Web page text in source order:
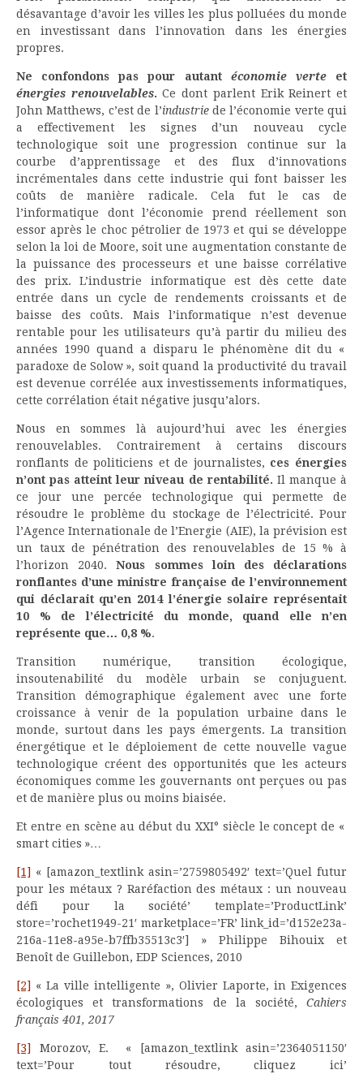
désavantage d’avoir les villes les plus polluées du monde
en investissant dans l’innovation dans les énergies
propres.
Ne confondons pas pour autant économie verteet
énergies renouvelables. Ce dont parlent Erik Reinert et
John Matthews, c’est de l’industriede l’économie verte qui
a effectivement les signes d’un nouveau cycle
technologique soit une progression continue sur la
courbe d’apprentissage et des flux d’innovations
incrémentales dans cette industrie qui font baisser les
coûts de manière radicale. Cela fut le cas de
l’informatique dont l’économie prend réellement son
essor après le choc pétrolier de 1973 et qui se développe
selon la loi de Moore, soit une augmentation constante de
la puissance des processeurs et une baisse corrélative
des prix. L’industrie informatique est dès cette date
entrée dans un cycle de rendements croissants et de
baisse des coûts. Mais l’informatique n’est devenue
rentable pour les utilisateurs qu’à partir du milieu des
années 1990 quand a disparu le phénomène dit du «
paradoxe de Solow », soit quand la productivité du travail
est devenue corrélée aux investissements informatiques,
cette corrélation était négative jusqu’alors.
Nous en sommes là aujourd’hui avec les énergies
renouvelables. Contrairement à certains discours
ronflants de politiciens et de journalistes, ces énergies
n’ont pas atteint leur niveau de rentabilité. Il manque à
ce jour une percée technologique qui permette de
résoudre le problème du stockage de l’électricité. Pour
l’Agence Internationale de l’Energie (AIE), la prévision est
un taux de pénétration des renouvelables de 15 % à
l’horizon 2040.Nous sommes loin des déclarations
ronflantes d’une ministre française de l’environnement
qui déclarait qu’en 2014 l’énergie solaire représentait
10 % de l’électricité du monde, quand elle n’en
représente que… 0,8 %.
Transition numérique, transition écologique,
insoutenabilité du modèle urbain se conjuguent.
Transition démographique également avec une forte
croissance à venir de la population urbaine dans le
monde, surtout dans les pays émergents. La transition
énergétique et le déploiement de cette nouvelle vague
technologique créent des opportunités que les acteurs
économiques comme les gouvernants ont perçues ou pas
et de manière plus ou moins biaisée.
Et entre en scène au début du XXI° siècle le concept de «
smart cities »…
[1] « [amazon_textlink asin=’2759805492′ text=’Quel futur
pour les métaux ? Raréfaction des métaux : un nouveau
défi pour la société’ template=’ProductLink’
store=’rochet1949-21′ marketplace=’FR’ link_id=’d152e23a-
216a-11e8-a95e-b7ffb35513c3′] » Philippe Bihouix et
Benoît de Guillebon, EDP Sciences, 2010
[2] « La ville intelligente », Olivier Laporte, in Exigences
écologiques et transformations de la société, Cahiers
français 401, 2017
[3]
Morozov, E. « [amazon_textlink asin=’2364051150′
text=’Pour tout résoudre, cliquez ici’